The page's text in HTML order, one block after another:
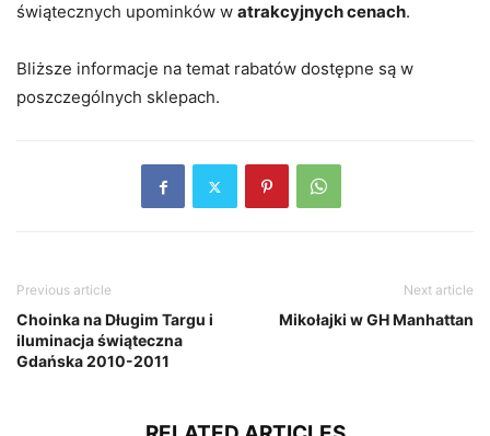
świątecznych upominków w atrakcyjnych cenach.
Bliższe informacje na temat rabatów dostępne są w
poszczególnych sklepach.
Previous article
Choinka na Długim Targu i
iluminacja świąteczna
Gdańska 2010-2011
Next article
Mikołajki w GH Manhattan